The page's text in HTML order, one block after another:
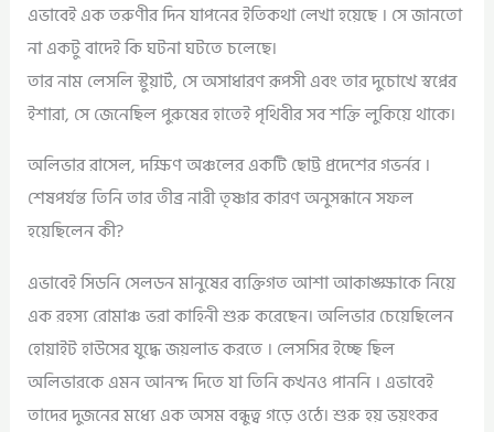
এভাবেই এক তরুণীর দিন যাপনের ইতিকথা লেখা হয়েছে । সে জানতো
না একটু বাদেই কি ঘটনা ঘটতে চলেছে।
তার নাম লেসলি স্টুয়ার্ট, সে অসাধারণ রূপসী এবং তার দুচোখে স্বপ্নের
ইশারা, সে জেনেছিল পুরুষের হাতেই পৃথিবীর সব শক্তি লুকিয়ে থাকে।
অলিভার রাসেল, দক্ষিণ অঞ্চলের একটি ছোট্ট প্রদেশের গভর্নর ।
শেষপর্যন্ত তিনি তার তীব্র নারী তৃষ্ণার কারণ অনুসন্ধানে সফল
হয়েছিলেন কী?
এভাবেই সিডনি সেলডন মানুষের ব্যক্তিগত আশা আকাঙ্ক্ষাকে নিয়ে
এক রহস্য রোমাঞ্চ ভরা কাহিনী শুরু করেছেন। অলিভার চেয়েছিলেন
হোয়াইট হাউসের যুদ্ধে জয়লাভ করতে । লেসসির ইচ্ছে ছিল
অলিভারকে এমন আনন্দ দিতে যা তিনি কখনও পাননি । এভাবেই
তাদের দুজনের মধ্যে এক অসম বন্ধুত্ব গড়ে ওঠে। শুরু হয় ভয়ংকর